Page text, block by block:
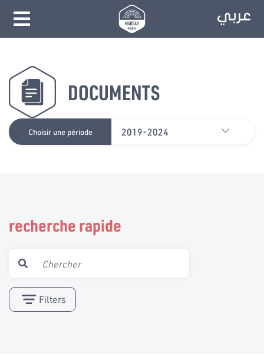
DOCUMENTS
Choisir une période 2019-2024
recherche rapide
Filters